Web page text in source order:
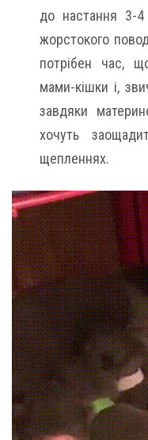
до настання 3-4
жорстокого
потрібен час,
мами-кішки і,
завдяки
хочуть
щепленнях.